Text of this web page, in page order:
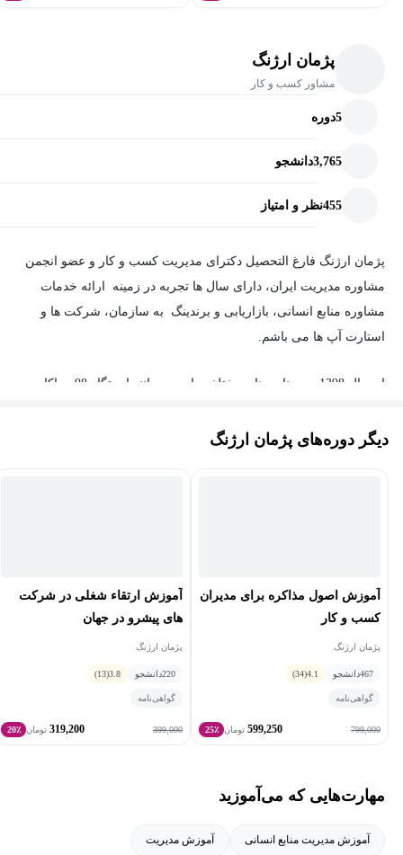
پژمان ارژنگ
مشاور کسب و کار
5دوره
3,765دانشجو
455نظر و امتیاز
پژمان ارژنگ فارغ التحصیل دکترای مدیریت کسب و کار و عضو انجمن
مشاوره مدیریت ایران، دارای سال ها تجربه در زمینه ارائه خدمات
مشاوره منابع انسانی، بازاریابی و برندینگ به سازمان، شرکت ها و
استارت آپ ها می باشم.
از سال 1398 در برنامه های مختلف رادیویی مانند ایستگاه 98 و پاکار به
سعی در انتقال تجربه به دوستداران این مسیر بوده ام.
دیگر دوره‌های پژمان ارژنگ
آموزش اصول مذاکره برای مدیران
کسب و کار
پژمان ارژنگ
467دانشجو 4.1
(34)
گواهی‌نامه
799,000
599,250 تومان 25٪
آموزش ارتقاء شغلی در شرکت
های پیشرو در جهان
پژمان ارژنگ
220دانشجو 3.8
(13)
گواهی‌نامه
399,000
319,200 تومان 20٪
مهارت‌هایی که می‌آموزید
آموزش مدیریت منابع انسانی آموزش مدیریت